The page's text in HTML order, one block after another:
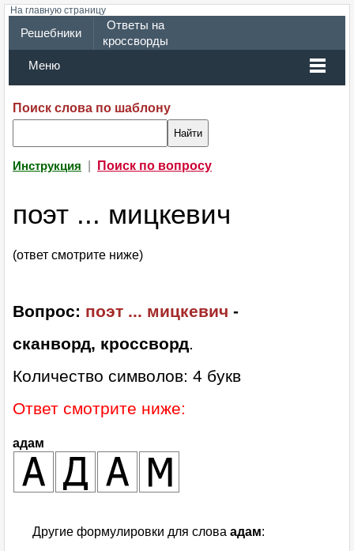
На главную страницу
Решебники
Ответы на
кроссворды
Меню
Поиск слова по шаблону
Инструкция Поиск по вопросу
поэт ... мицкевич
(ответ смотрите ниже)
Вопрос: поэт ... мицкевич -
сканворд, кроссворд.
Количество символов: 4 букв
Ответ смотрите ниже:
адам
Другие формулировки для слова адам: